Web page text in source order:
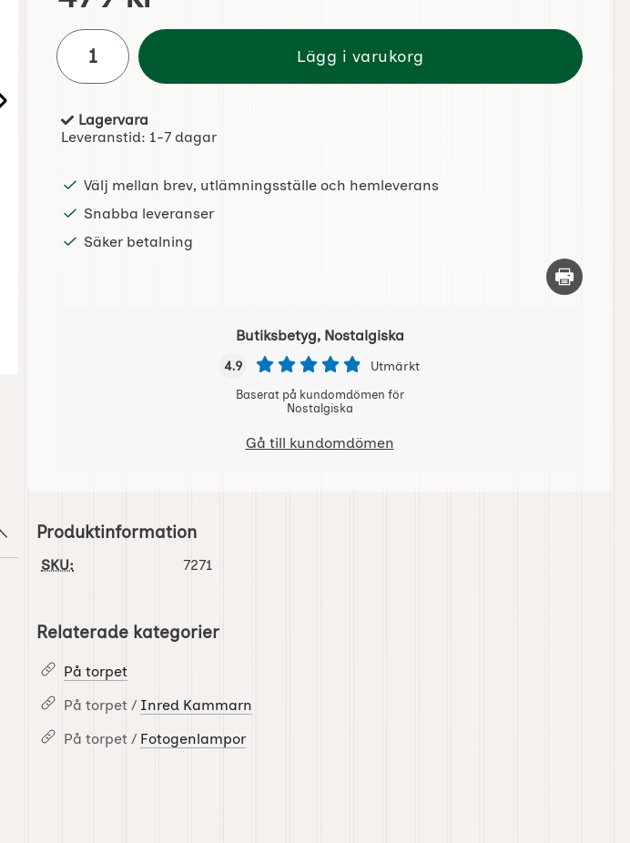
antal
Lägg i varukorg
Tillgänglighet:
Lagervara
Leveranstid: 1-7 dagar
Välj mellan brev, utlämningsställe och hemleverans
Snabba leveranser
Säker betalning
Skriv ut
Butiksbetyg, Nostalgiska
4.9 Utmärkt
Baserat på kundomdömen för
Nostalgiska
Gå till kundomdömen
Produktinformation
SKU: 7271
Relaterade kategorier
På torpet
På torpet / Inred Kammarn
På torpet / Fotogenlampor